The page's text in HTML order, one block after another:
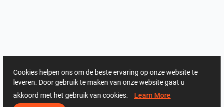
Cookies helpen ons om de beste ervaring op onze website te
leveren. Door gebruik te maken van onze website gaat u
akkoord met het gebruik van cookies. Learn More